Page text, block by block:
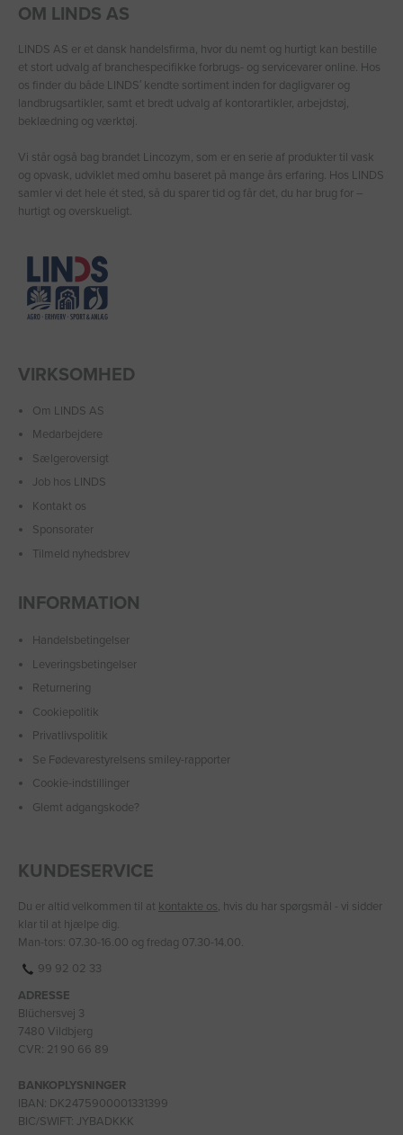
OM LINDS AS
LINDS AS er et dansk handelsfirma, hvor du nemt og hurtigt kan bestille
et stort udvalg af branchespecifikke forbrugs- og servicevarer online. Hos
os finder du både LINDS′ kendte sortiment inden for dagligvarer og
landbrugsartikler, samt et bredt udvalg af kontorartikler, arbejdstøj,
beklædning og værktøj.
Vi står også bag brandet Lincozym, som er en serie af produkter til vask
og opvask, udviklet med omhu baseret på mange års erfaring. Hos LINDS
samler vi det hele ét sted, så du sparer tid og får det, du har brug for –
hurtigt og overskueligt.
VIRKSOMHED
Om LINDS AS
Medarbejdere
Sælgeroversigt
Job hos LINDS
Kontakt os
Sponsorater
Tilmeld nyhedsbrev
INFORMATION
Handelsbetingelser
Leveringsbetingelser
Returnering
Cookiepolitik
Privatlivspolitik
Se Fødevarestyrelsens smiley-rapporter
Cookie-indstillinger
Glemt adgangskode?
KUNDESERVICE
Du er altid velkommen til at kontakte os, hvis du har spørgsmål - vi sidder
klar til at hjælpe dig.
Man-tors: 07.30-16.00 og fredag 07.30-14.00.
99 92 02 33
ADRESSE
Blüchersvej 3
7480 Vildbjerg
CVR: 21 90 66 89
BANKOPLYSNINGER
IBAN: DK2475900001331399
BIC/SWIFT: JYBADKKK